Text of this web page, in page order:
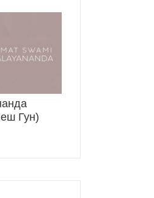
Гун)